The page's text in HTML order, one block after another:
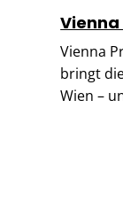
Vienna
Vienna
bringt
Wien –